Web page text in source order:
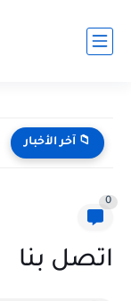
📁 آخر الأخبار
0
اتصل بنا